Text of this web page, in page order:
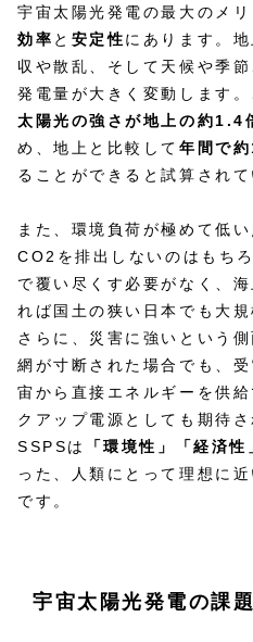
宇宙太陽光発電の最大のメ
効率 と 安定性にあります。
収や散乱、そして天候や季
発電量が大きく変動します。
太陽光の強さが地上の約1.4
め、地上と比較して年間で
ることができると試算されて
また、環境負荷が極めて低
CO2を排出しないのはもち
で覆い尽くす必要がなく、
れば国土の狭い日本でも大
さらに、災害に強いという
網が寸断された場合でも、
宙から直接エネルギーを供
クアップ電源としても期待
SSPSは
「環境性」「経済
った、人類にとって理想に
です。
宇宙太陽光発電の課題